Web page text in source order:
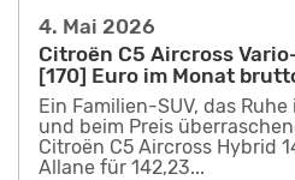
4. Mai 2026
Citroën C5 Aircross
[170] Euro im Monat
Ein Familien-SUV, das
und beim Preis
Citroën C5 Aircross Hybrid
Allane für 142,23...